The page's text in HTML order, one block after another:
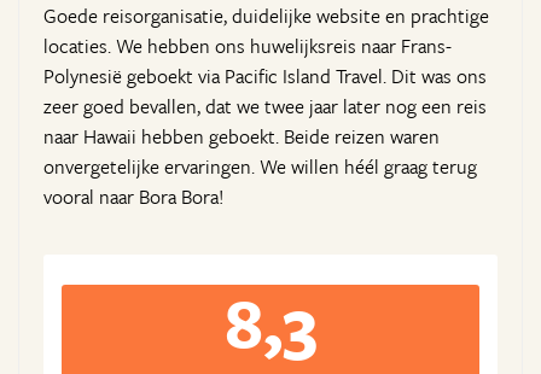
Goede reisorganisatie, duidelijke website en prachtige
locaties. We hebben ons huwelijksreis naar Frans-
Polynesië geboekt via Pacific Island Travel. Dit was ons
zeer goed bevallen, dat we twee jaar later nog een reis
naar Hawaii hebben geboekt. Beide reizen waren
onvergetelijke ervaringen. We willen héél graag terug
vooral naar Bora Bora!
8,3